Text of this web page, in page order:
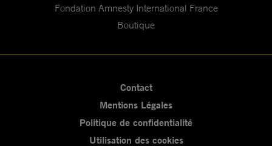
Fondation Amnesty International France
Boutique
Contact
Mentions Légales
Politique de confidentialité
Utilisation des cookies